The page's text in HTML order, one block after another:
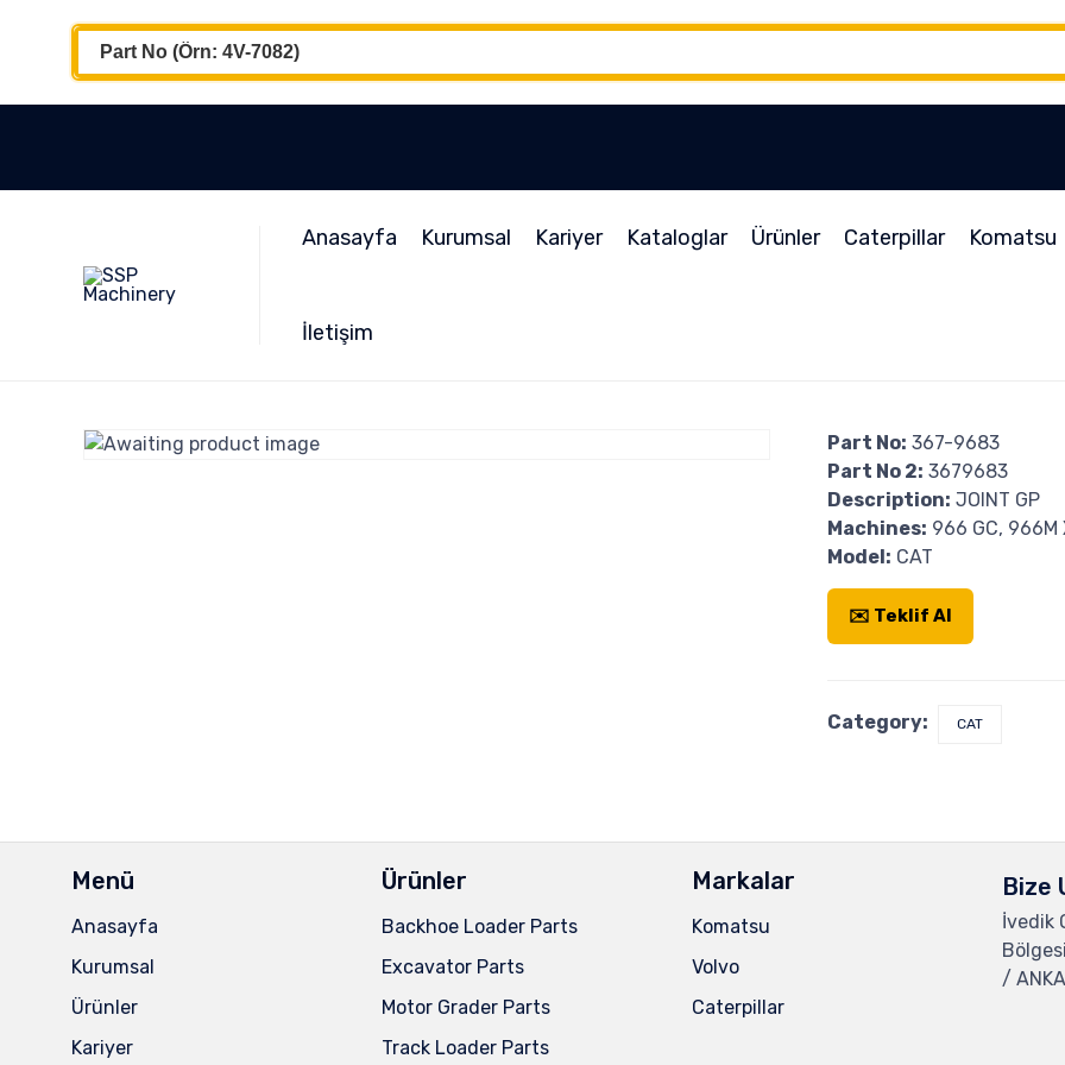
Anasayfa Kurumsal Kariyer Kataloglar Ürünler Caterpillar Komatsu
İletişim
Part No: 367-9683
Part No 2: 3679683
Description: JOINT GP
Machines: 966 GC, 966M
Model: CAT
✉️ Teklif Al
Category: CAT
Menü
Anasayfa
Kurumsal
Ürünler
Kariyer
Ürünler
Backhoe Loader Parts
Excavator Parts
Motor Grader Parts
Track Loader Parts
Markalar
Komatsu
Volvo
Caterpillar
Bize
İvedik
/